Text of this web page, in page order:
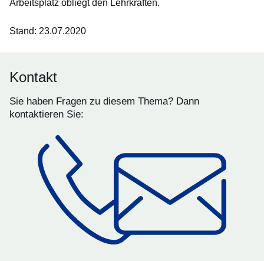
Arbeitsplatz obliegt den Lehrkräften.
Stand: 23.07.2020
Kontakt
Sie haben Fragen zu diesem Thema? Dann
kontaktieren Sie: